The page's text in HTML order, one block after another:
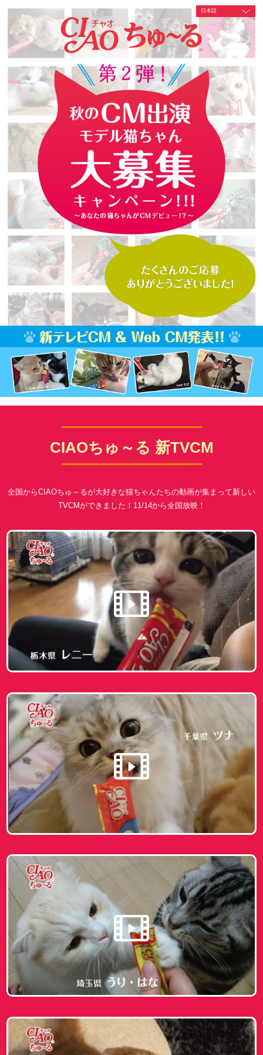
CIAOちゅ～る 新TVCM
全国からCIAOちゅ～るが大好きな猫ちゃんたちの動画が集まって新しい
TVCMができました！11/14から全国放映！